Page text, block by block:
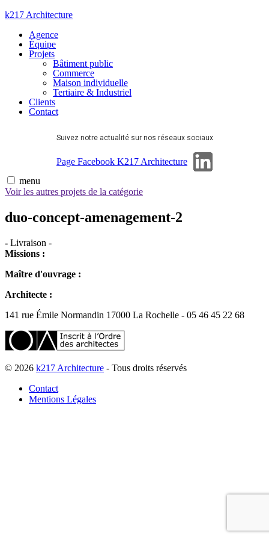
Aller
contenu
k217 Architecture
Agence
Équipe
Projets
Bâtiment public
Commerce
Maison individuelle
Tertiaire & Industriel
Clients
Contact
Suivez notre actualité sur nos réseaux sociaux
Page Facebook K217 Architecture
menu
Voir les autres projets de la catégorie
duo-concept-amenagement-2
- Livraison -
Missions :
Maître d'ouvrage :
Architecte :
141 rue Émile Normandin 17000 La Rochelle - 05 46 45 22 68
© 2026 k217 Architecture - Tous droits réservés
Contact
Mentions Légales